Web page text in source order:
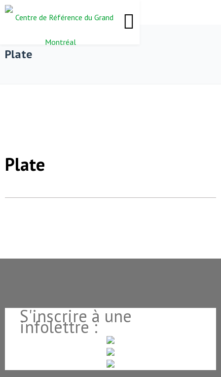
Plate
Plate
S'inscrire à une
infolettre :